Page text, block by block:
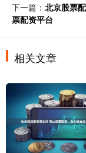
下一篇： 北京股票
票配资平台
相关文章